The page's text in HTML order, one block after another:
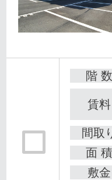
階 数
賃料
間取
面 積
敷金